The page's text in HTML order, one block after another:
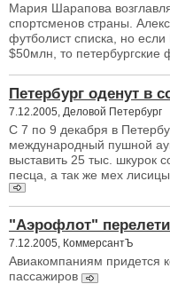
Мария Шарапова
спортсменов страны.
футболист списка, но
$50млн, то петербургские
Петербург оденут в
7.12.2005, Деловой Петербург
С 7 по 9 декабря в
международный пушной
выставить 25 тыс. шкурок
песца, а так же мех
"Аэрофлот"
7.12.2005, КоммерсантЪ
Авиакомпаниям придется
пассажиров